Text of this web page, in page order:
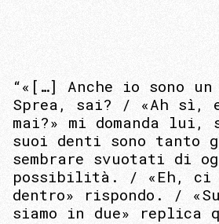
“«[…] Anche io sono
Sprea, sai? / «Ah sì, e
mai?» mi domanda lui,
suoi denti sono tanto
sembrare svuotati di
possibilità. / «Eh, ci
dentro» rispondo. /
siamo in due» replica